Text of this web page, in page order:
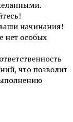
начинания!
нет особых
что позволит